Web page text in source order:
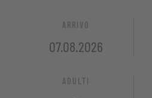
ARRIVO
ADULTI